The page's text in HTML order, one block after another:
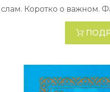
Коротко о важном.